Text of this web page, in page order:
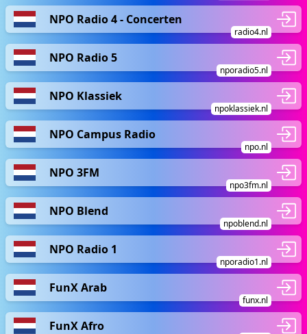
NPO Radio 4 - Concerten
radio4.nl
NPO Radio 5
nporadio5.nl
NPO Klassiek
npoklassiek.nl
NPO Campus Radio
npo.nl
NPO 3FM
npo3fm.nl
NPO Blend
npoblend.nl
NPO Radio 1
nporadio1.nl
FunX Arab
funx.nl
FunX Afro